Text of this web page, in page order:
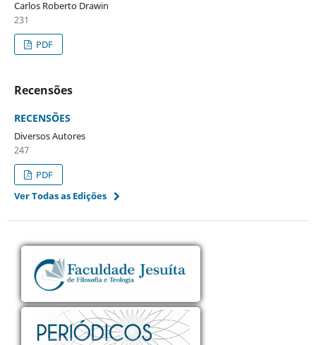
Carlos Roberto Drawin
231
PDF
Recensões
RECENSÕES
Diversos Autores
247
PDF
Ver Todas as Edições